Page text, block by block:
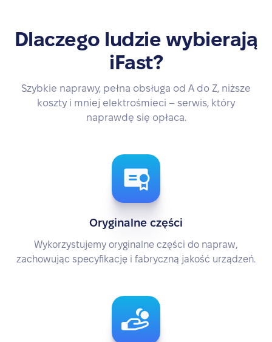
Dlaczego ludzie wybierają
iFast?
Szybkie naprawy, pełna obsługa od A do Z, niższe
koszty i mniej elektrośmieci – serwis, który
naprawdę się opłaca.
Oryginalne części
Wykorzystujemy oryginalne części do napraw,
zachowując specyfikację i fabryczną jakość urządzeń.